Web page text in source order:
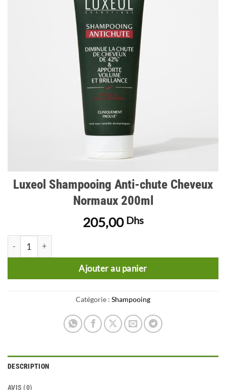
Luxeol Shampooing Anti-chute Cheveux
Normaux 200ml
205,00 Dhs
quantité de Luxeol Shampooing Anti-chute Cheveux Normaux
Ajouter au panier
Catégorie : Shampooing
DESCRIPTION
AVIS (0)